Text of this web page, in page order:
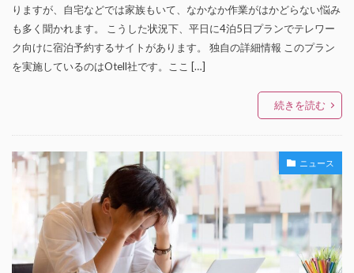
りますが、自宅などでは家族もいて、なかなか作業がはかどらない悩み
も多く聞かれます。 こうした状況下、平日に4泊5日プランでテレワー
ク向けに宿泊予約するサイトがあります。 独自の詳細情報 このプラン
を実施しているのはOtell社です。ここ […]
続きを読む
ニュース